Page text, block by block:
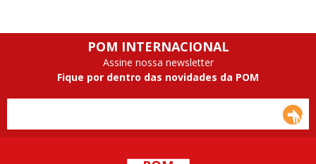
POM INTERNACIONAL
Assine nossa newsletter
Fique por dentro das novidades da POM